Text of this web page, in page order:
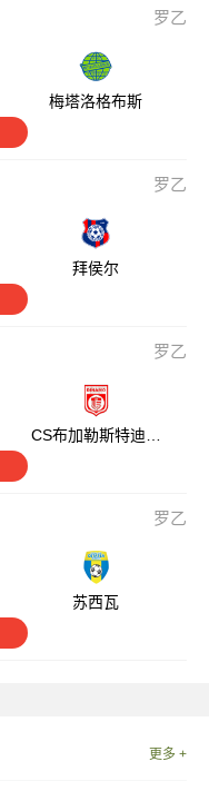
罗乙
梅塔洛格布斯
罗乙
拜侯尔
罗乙
CS布加勒斯特迪纳
罗乙
苏西瓦
更多 +